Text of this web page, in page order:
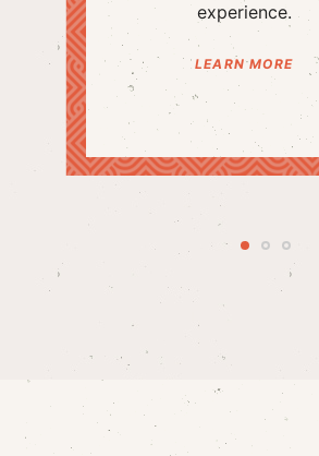
experience.
LEARN MORE